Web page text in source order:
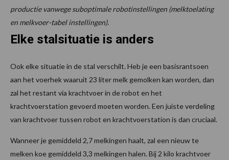
productie vanwege suboptimale robotinstellingen (melktoelating
en melkvoer-tabel instellingen).
Elke stalsituatie is anders
Ook elke situatie in de stal verschilt. Heb je een basisrantsoen
aan het voerhek waaruit 23 liter melk gemolken kan worden, dan
zal het restant via krachtvoer in de robot en het
krachtvoerstation gevoerd moeten worden. Een juiste verdeling
van krachtvoer tussen robot en krachtvoerstation is dan cruciaal.
Wanneer je gemiddeld 2,7 melkingen haalt, zal een nieuw te
melken koe gemiddeld 3,3 melkingen halen. Bij 2 kilo krachtvoer